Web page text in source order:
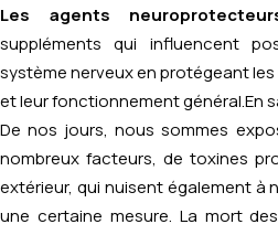
Les agents
suppléments qui influencent
système nerveux en protégeant
et leur fonctionnement général. En
De nos jours, nous sommes
nombreux facteurs, de toxines
extérieur, qui nuisent également à
une certaine mesure. La mort